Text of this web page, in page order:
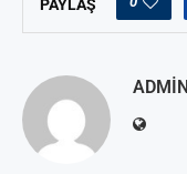
PAYLAŞ
ADMIN